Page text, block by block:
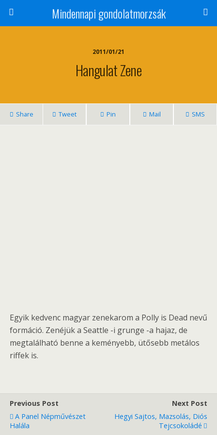
Mindennapi gondolatmorzsák
2011/01/21
Hangulat Zene
Share Tweet Pin Mail SMS
Egyik kedvenc magyar zenekarom a Polly is Dead nevű
formáció. Zenéjük a Seattle -i grunge -a hajaz, de
megtalálható benne a keményebb, ütősebb metálos
riffek is.
Previous Post
A Panel Népművészet
Halála
Next Post
Hegyi Sajtos, Mazsolás, Diós
Tejcsokoládé